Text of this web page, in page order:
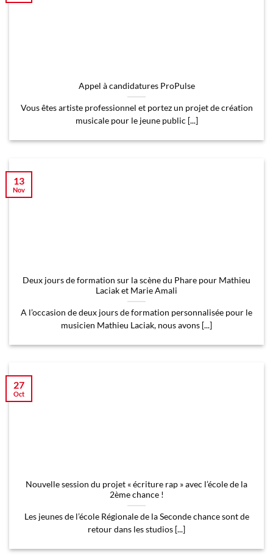
Appel à candidatures ProPulse
Vous êtes artiste professionnel et portez un projet de création
musicale pour le jeune public [...]
Deux jours de formation sur la scène du Phare pour Mathieu
Laciak et Marie Amali
A l’occasion de deux jours de formation personnalisée pour le
musicien Mathieu Laciak, nous avons [...]
13
Nov
Nouvelle session du projet « écriture rap » avec l’école de la
2ème chance !
Les jeunes de l’école Régionale de la Seconde chance sont de
retour dans les studios [...]
27
Oct